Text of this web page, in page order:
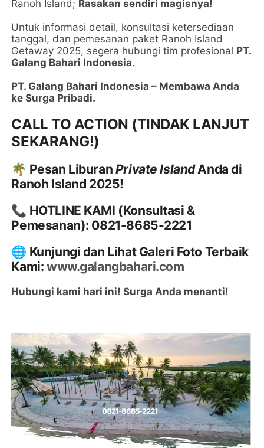
Ranoh Island; Rasakan sendiri magisnya!
Untuk informasi detail, konsultasi ketersediaan
tanggal, dan pemesanan paket Ranoh Island
Getaway 2025, segera hubungi tim profesional PT.
Galang Bahari Indonesia.
PT. Galang Bahari Indonesia – Membawa Anda
ke Surga Pribadi.
CALL TO ACTION (TINDAK LANJUT
SEKARANG!)
🌴 Pesan Liburan Private IslandAnda di
Ranoh Island 2025!
📞 HOTLINE KAMI (Konsultasi &
Pemesanan): 0821-8685-2221
🌐 Kunjungi dan Lihat Galeri Foto Terbaik
Kami: www.galangbahari.com
Hubungi kami hari ini! Surga Anda menanti!